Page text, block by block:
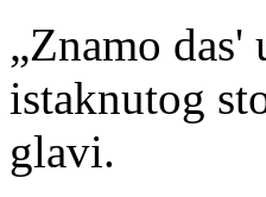
„Znamo
istaknutog
glavi.